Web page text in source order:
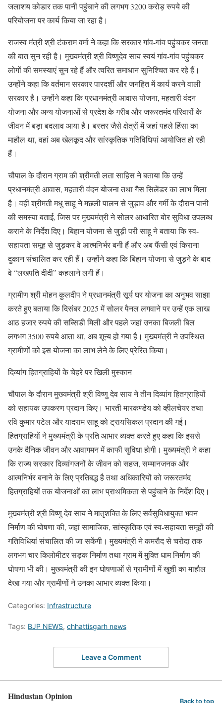
जलाशय कोडार तक पानी पहुंचाने की लगभग 3200 करोड़ रुपये की
परियोजना पर कार्य किया जा रहा है।
राजस्व मंत्री श्री टंकराम वर्मा ने कहा कि सरकार गांव-गांव पहुंचकर जनता
की बात सुन रही है। मुख्यमंत्री श्री विष्णुदेव साय स्वयं गांव-गांव पहुंचकर
लोगों की समस्याएं सुन रहे हैं और त्वरित समाधान सुनिश्चित कर रहे हैं।
उन्होंने कहा कि वर्तमान सरकार पारदर्शी और जनहित में कार्य करने वाली
सरकार है। उन्होंने कहा कि प्रधानमंत्री आवास योजना, महतारी वंदन
योजना और अन्य योजनाओं से प्रदेश के गरीब और जरूरतमंद परिवारों के
जीवन में बड़ा बदलाव आया है। बस्तर जैसे क्षेत्रों में जहां पहले हिंसा का
माहौल था, वहां अब खेलकूद और सांस्कृतिक गतिविधियां आयोजित हो रही
हैं।
चौपाल के दौरान ग्राम की श्रीमती लता साहिस ने बताया कि उन्हें
प्रधानमंत्री आवास, महतारी वंदन योजना तथा गैस सिलेंडर का लाभ मिला
है। वहीं श्रीमती मधु साहू ने मछली पालन से जुड़ाव और गर्मी के दौरान पानी
की समस्या बताई, जिस पर मुख्यमंत्री ने सोलर आधारित बोर सुविधा उपलब्ध
कराने के निर्देश दिए। बिहान योजना से जुड़ी परी साहू ने बताया कि स्व-
सहायता समूह से जुड़कर वे आत्मनिर्भर बनी हैं और अब फैंसी एवं किराना
दुकान संचालित कर रही हैं। उन्होंने कहा कि बिहान योजना से जुड़ने के बाद
वे “लखपति दीदी” कहलाने लगी हैं।
ग्रामीण श्री मोहन कुलदीप ने प्रधानमंत्री सूर्य घर योजना का अनुभव साझा
करते हुए बताया कि दिसंबर 2025 में सोलर पैनल लगवाने पर उन्हें एक लाख
आठ हजार रुपये की सब्सिडी मिली और पहले जहां उनका बिजली बिल
लगभग 3500 रुपये आता था, अब शून्य हो गया है। मुख्यमंत्री ने उपस्थित
ग्रामीणों को इस योजना का लाभ लेने के लिए प्रेरित किया।
दिव्यांग हितग्राहियों के चेहरे पर खिली मुस्कान
चौपाल के दौरान मुख्यमंत्री श्री विष्णु देव साय ने तीन दिव्यांग हितग्राहियों
को सहायक उपकरण प्रदान किए। भारती मारकण्डेय को व्हीलचेयर तथा
रवि कुमार पटेल और यादराम साहू को ट्रायसिकल प्रदान की गई।
हितग्राहियों ने मुख्यमंत्री के प्रति आभार व्यक्त करते हुए कहा कि इससे
उनके दैनिक जीवन और आवागमन में काफी सुविधा होगी। मुख्यमंत्री ने कहा
कि राज्य सरकार दिव्यांगजनों के जीवन को सहज, सम्मानजनक और
आत्मनिर्भर बनाने के लिए प्रतिबद्ध है तथा अधिकारियों को जरूरतमंद
हितग्राहियों तक योजनाओं का लाभ प्राथमिकता से पहुंचाने के निर्देश दिए।
मुख्यमंत्री श्री विष्णु देव साय ने मातृशक्ति के लिए सर्वसुविधायुक्त भवन
निर्माण की घोषणा की, जहां सामाजिक, सांस्कृतिक एवं स्व-सहायता समूहों की
गतिविधियां संचालित की जा सकेंगी। मुख्यमंत्री ने कमरौद से चरोदा तक
लगभग चार किलोमीटर सड़क निर्माण तथा ग्राम में मुक्ति धाम निर्माण की
घोषणा भी की। मुख्यमंत्री की इन घोषणाओं से ग्रामीणों में खुशी का माहौल
देखा गया और ग्रामीणों ने उनका आभार व्यक्त किया।
Categories: Infrastructure
Tags: BJP NEWS, chhattisgarh news
Leave a Comment
Hindustan Opinion Back to top